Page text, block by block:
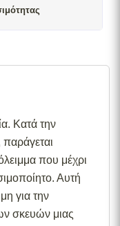
σας.
κατόπιν
άμεσα διαθέσιμη
εβδομάδες από
σας.
με τις
επικοινωνήστε
Κατά την
που μέχρι
Αυτή
για την
σκευών μιας